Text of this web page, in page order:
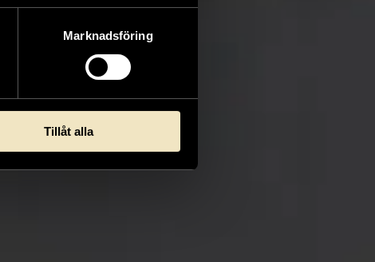
Marknadsföring
Tillåt alla